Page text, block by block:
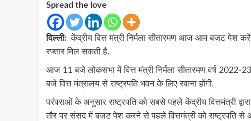
Spread the love
दिल्ली: केंद्रीय वित्त मंत्री निर्मला सीतारमण आज आम बजट पेश
रफ्तार मिल सकती है.
आज 11 बजे लोकसभा में वित्त मंत्री निर्मला सीतारमण वर्ष
बजे वित्त मंत्रालय से राष्ट्रपति भवन के लिए रवाना होंगी.
परंपराओं के अनुसार राष्ट्रपति को सबसे पहले केंद्रीय वित्तमंत्री
तौर पर संसद में बजट पेश करने से पहले वित्तमंत्री को राष्ट्रपति से